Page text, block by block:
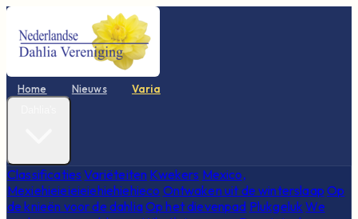
Home Nieuws Varia
Classificaties Variëteiten Kwekers Mexico,
Mexiehieieieieiehiehiehieco Ontwaken uit de winterslaap Op
de knieën voor de dahliaOp het dievenpad Plukgeluk We